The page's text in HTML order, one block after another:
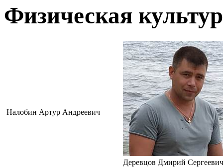
Физическая
Налобин Артур Андреевич
Деревцов Дмирий Сергеевич